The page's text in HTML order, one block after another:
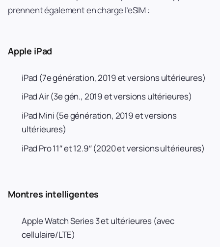
prennent également en charge l’eSIM :
Apple iPad
iPad (7e génération, 2019 et versions ultérieures)
iPad Air (3e gén., 2019 et versions ultérieures)
iPad Mini (5e génération, 2019 et versions
ultérieures)
iPad Pro 11″ et 12.9″ (2020 et versions ultérieures)
Montres intelligentes
Apple Watch Series 3 et ultérieures (avec
cellulaire/LTE)